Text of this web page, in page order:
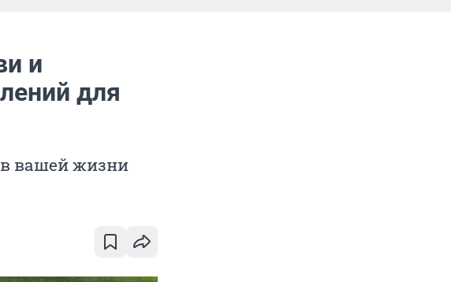
и
для
вашей жизни